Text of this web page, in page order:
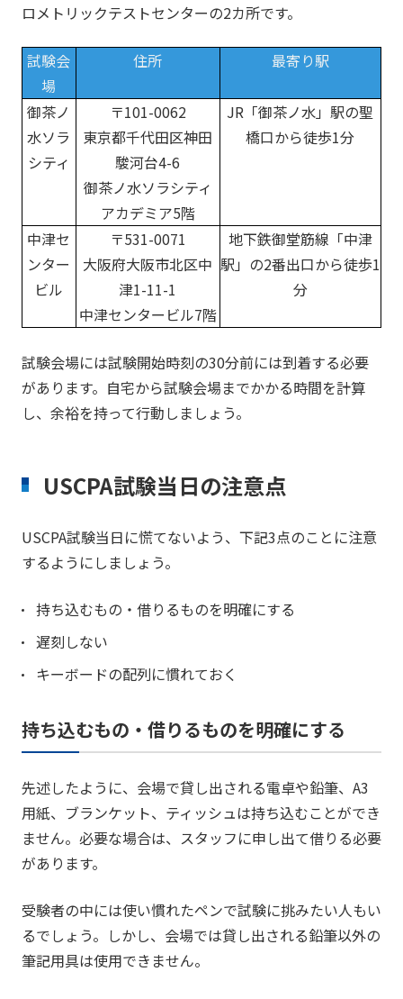
ロメトリックテストセンターの2カ所です。
試験会
場
住所 最寄り駅
御茶ノ
水ソラ
シティ
〒101-0062
東京都千代田区神田
駿河台4-6
御茶ノ水ソラシティ
アカデミア5階
JR「御茶ノ水」駅の聖
橋口から徒歩1分
中津セ
ンター
ビル
〒531-0071
大阪府大阪市北区中
津1-11-1
中津センタービル7階
地下鉄御堂筋線「中津
駅」の2番出口から徒歩1
分
試験会場には試験開始時刻の30分前には到着する必要
があります。自宅から試験会場までかかる時間を計算
し、余裕を持って行動しましょう。
USCPA試験当日の注意点
USCPA試験当日に慌てないよう、下記3点のことに注意
するようにしましょう。
持ち込むもの・借りるものを明確にする
遅刻しない
キーボードの配列に慣れておく
持ち込むもの・借りるものを明確にする
先述したように、会場で貸し出される電卓や鉛筆、A3
用紙、ブランケット、ティッシュは持ち込むことができ
ません。必要な場合は、スタッフに申し出て借りる必要
があります。
受験者の中には使い慣れたペンで試験に挑みたい人もい
るでしょう。しかし、会場では貸し出される鉛筆以外の
筆記用具は使用できません。